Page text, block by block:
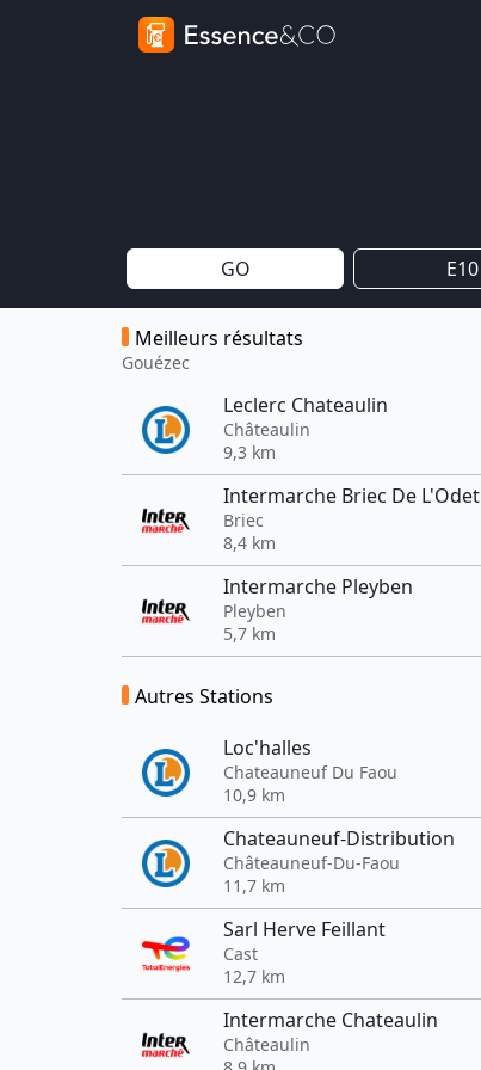
GO E10
Meilleurs résultats
Gouézec
Leclerc Chateaulin
Châteaulin
9,3 km
Intermarche Briec De L'Odet
Briec
8,4 km
Intermarche Pleyben
Pleyben
5,7 km
Autres Stations
Loc'halles
Chateauneuf Du Faou
10,9 km
Chateauneuf-Distribution
Châteauneuf-Du-Faou
11,7 km
Sarl Herve Feillant
Cast
12,7 km
Intermarche Chateaulin
Châteaulin